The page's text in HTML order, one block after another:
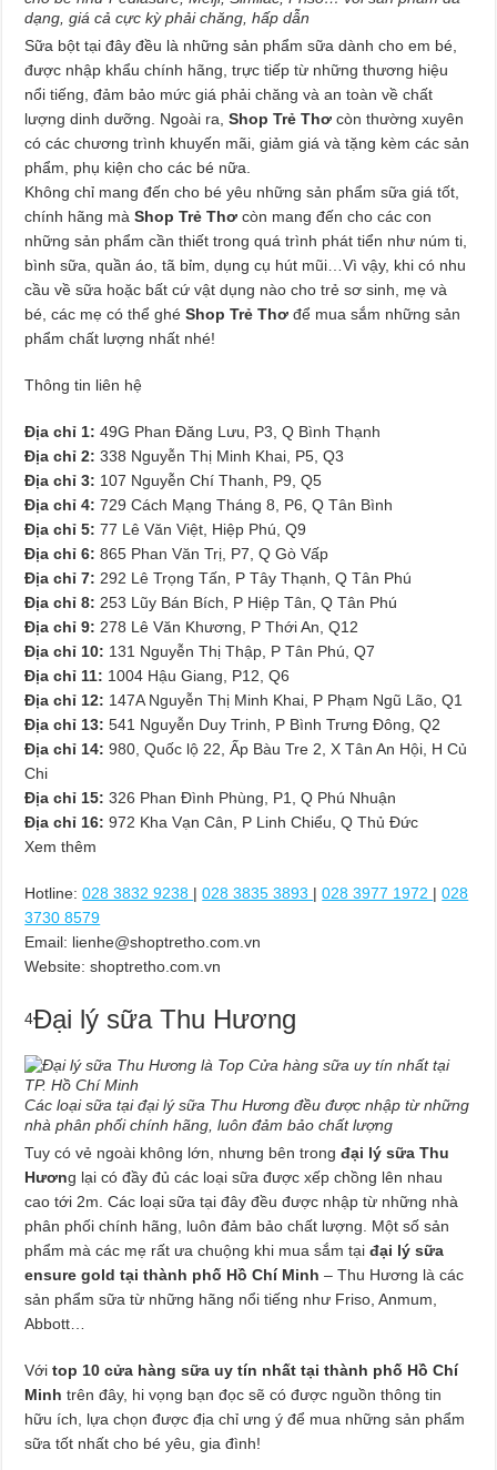
dạng, giá cả cực kỳ phải chăng, hấp dẫn
Sữa bột tại đây đều là những sản phẩm sữa dành cho em bé,
được nhập khẩu chính hãng, trực tiếp từ những thương hiệu
nổi tiếng, đảm bảo mức giá phải chăng và an toàn về chất
lượng dinh dưỡng. Ngoài ra,Shop Trẻ Thơ còn thường xuyên
có các chương trình khuyến mãi, giảm giá và tặng kèm các sản
phẩm, phụ kiện cho các bé nữa.
Không chỉ mang đến cho bé yêu những sản phẩm sữa giá tốt,
chính hãng màShop Trẻ Thơ còn mang đến cho các con
những sản phẩm cần thiết trong quá trình phát tiển như núm ti,
bình sữa, quần áo, tã bỉm, dụng cụ hút mũi…Vì vậy, khi có nhu
cầu về sữa hoặc bất cứ vật dụng nào cho trẻ sơ sinh, mẹ và
bé, các mẹ có thể ghéShop Trẻ Thơ để mua sắm những sản
phẩm chất lượng nhất nhé!
Thông tin liên hệ
Địa chỉ 1: 49G Phan Đăng Lưu, P3, Q Bình Thạnh
Địa chỉ 2: 338 Nguyễn Thị Minh Khai, P5, Q3
Địa chỉ 3: 107 Nguyễn Chí Thanh, P9, Q5
Địa chỉ 4: 729 Cách Mạng Tháng 8, P6, Q Tân Bình
Địa chỉ 5: 77 Lê Văn Việt, Hiệp Phú, Q9
Địa chỉ 6: 865 Phan Văn Trị, P7, Q Gò Vấp
Địa chỉ 7: 292 Lê Trọng Tấn, P Tây Thạnh, Q Tân Phú
Địa chỉ 8: 253 Lũy Bán Bích, P Hiệp Tân, Q Tân Phú
Địa chỉ 9: 278 Lê Văn Khương, P Thới An, Q12
Địa chỉ 10: 131 Nguyễn Thị Thập, P Tân Phú, Q7
Địa chỉ 11: 1004 Hậu Giang, P12, Q6
Địa chỉ 12: 147A Nguyễn Thị Minh Khai, P Phạm Ngũ Lão, Q1
Địa chỉ 13: 541 Nguyễn Duy Trinh, P Bình Trưng Đông, Q2
Địa chỉ 14: 980, Quốc lộ 22, Ấp Bàu Tre 2, X Tân An Hội, H Củ
Chi
Địa chỉ 15: 326 Phan Đình Phùng, P1, Q Phú Nhuận
Địa chỉ 16: 972 Kha Vạn Cân, P Linh Chiểu, Q Thủ Đức
Xem thêm
Hotline: 028 3832 9238 |028 3835 3893 |028 3977 1972 |028
3730 8579
Email: lienhe@shoptretho.com.vn
Website: shoptretho.com.vn
4Đại lý sữa Thu Hương
Các loại sữa tại đại lý sữa Thu Hương đều được nhập từ những
nhà phân phối chính hãng, luôn đảm bảo chất lượng
Tuy có vẻ ngoài không lớn, nhưng bên trongđại lý sữa Thu
Hương lại có đầy đủ các loại sữa được xếp chồng lên nhau
cao tới 2m. Các loại sữa tại đây đều được nhập từ những nhà
phân phối chính hãng, luôn đảm bảo chất lượng. Một số sản
phẩm mà các mẹ rất ưa chuộng khi mua sắm tạiđại lý sữa
ensure gold tại thành phố Hồ Chí Minh – Thu Hương là các
sản phẩm sữa từ những hãng nổi tiếng như Friso, Anmum,
Abbott…
Vớitop 10 cửa hàng sữa uy tín nhất tại thành phố Hồ Chí
Minh trên đây, hi vọng bạn đọc sẽ có được nguồn thông tin
hữu ích, lựa chọn được địa chỉ ưng ý để mua những sản phẩm
sữa tốt nhất cho bé yêu, gia đình!